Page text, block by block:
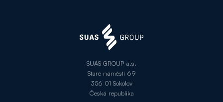
SUAS GROUP a.s.
Staré náměstí 69
356 01 Sokolov
Česká republika